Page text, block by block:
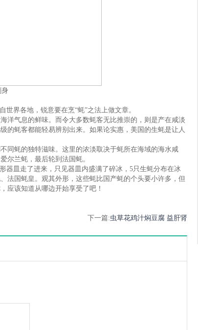
身
界各地，锐意要在烹“蚝”之法上做文章。
气息的鲜味。而令大多数蚝客无比推崇的，则是产在咸淡
的蚝客都能轻易辨别出来。如果论实惠，美国的生蚝是让人
蚝的独特滋味。这里的浓淡取决于蚝所在海域的海水咸
尔兰蚝，最后轮到法国蚝。
皿走了进来，只见器皿内盛满了碎冰，5只生蚝分布在冰
法国蚝皇。观其外形，这些蚝比国产蚝的个头要小许多，但
应该知道从哪边开始享受了吧！
下一篇:虫草花鸡汁焖豆腐 益肝肾